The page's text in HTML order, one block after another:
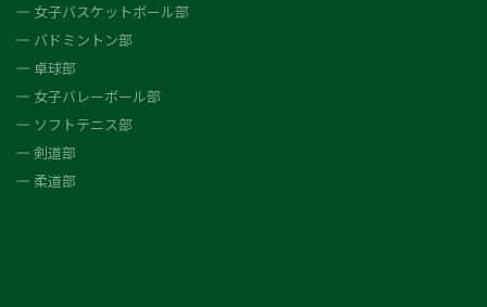
女子バスケットボール部
バドミントン部
卓球部
女子バレーボール部
ソフトテニス部
剣道部
柔道部